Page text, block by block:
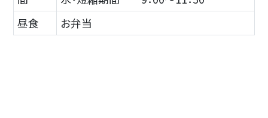
昼食
お弁当